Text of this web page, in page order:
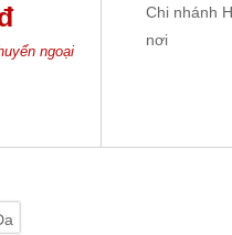
ngoại
Chi nhánh
nơi